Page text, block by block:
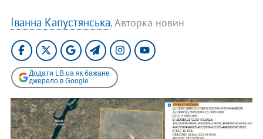
Іванна Капустянська, Авторка новин
Додати LB.ua як бажане
джерело в Google